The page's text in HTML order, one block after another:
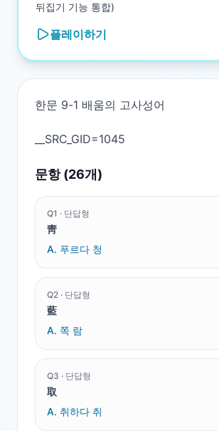
뒤집기 기능 통합)
플레이하기
한문 9-1 배움의 고사성어
문항 (26개)
Q1 · 단답형
靑
A. 푸르다 청
Q2 · 단답형
藍
A. 쪽 람
Q3 · 단답형
取
A. 취하다 취